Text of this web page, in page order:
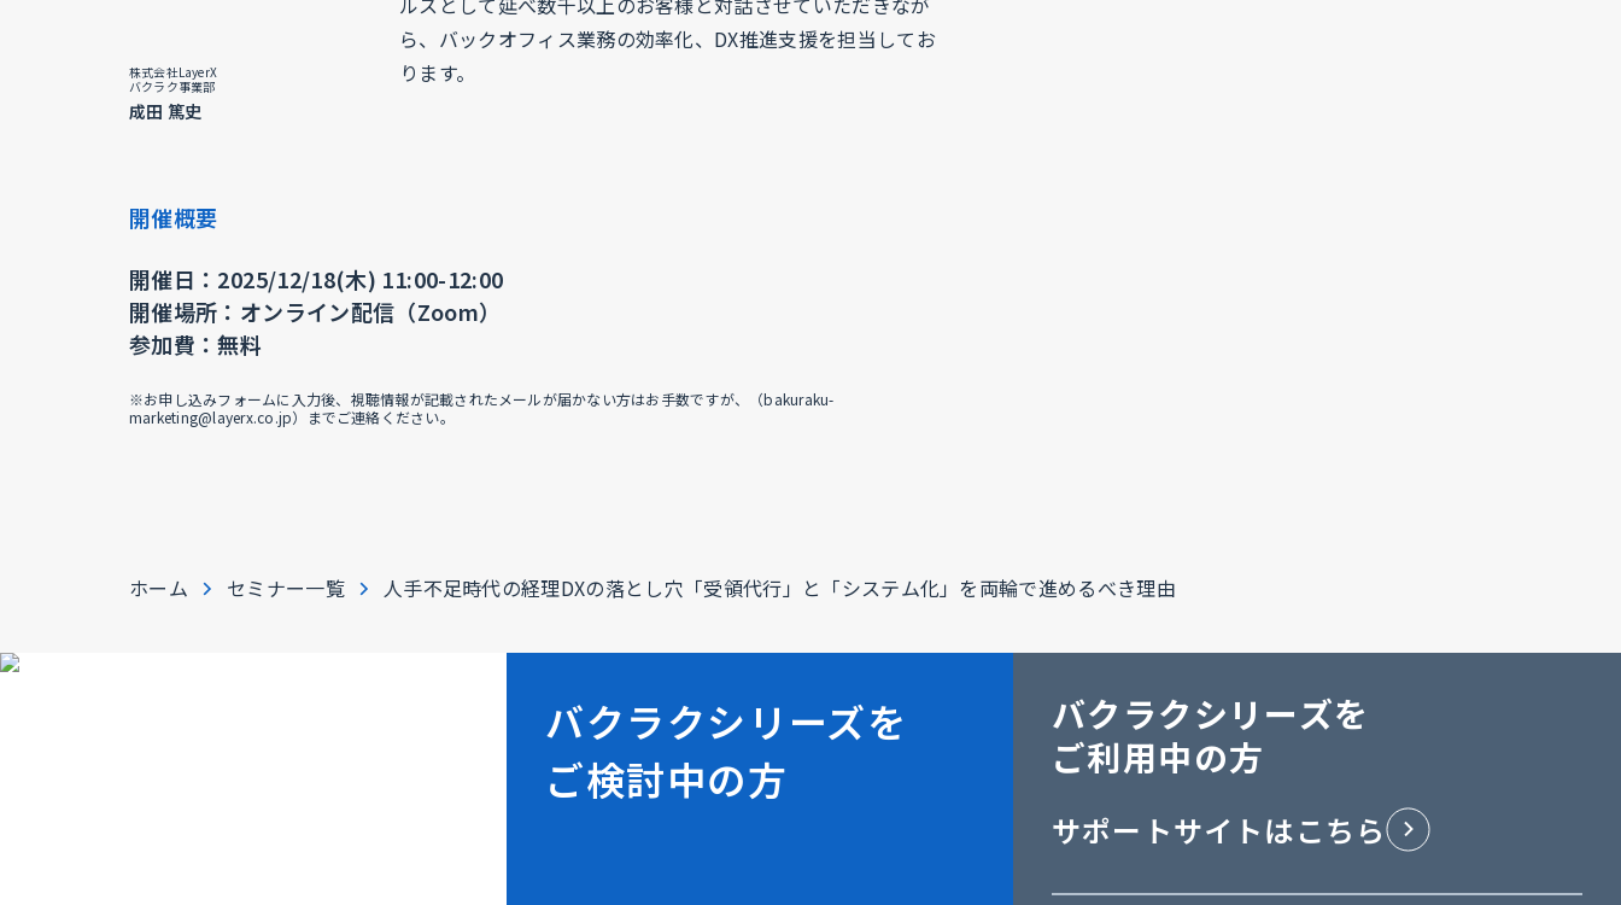
株式会社LayerX
バクラク事業部
成田 篤史
ら、バックオフィス業務の効率化、DX推進支援を担当してお
ります。
開催概要
開催日：2025/12/18(木) 11:00-12:00
開催場所：オンライン配信（Zoom）
参加費：無料
※お申し込みフォームに入力後、視聴情報が記載されたメールが届かない方はお手数ですが、（bakuraku-
marketing@layerx.co.jp）までご連絡ください。
ホーム セミナー一覧 人手不足時代の経理DXの落とし穴「受領代行」と「システム化」を両輪で進めるべき理由
バクラクシリーズを
ご検討中の方
バクラクシリーズを
ご利用中の方
サポートサイトはこちら